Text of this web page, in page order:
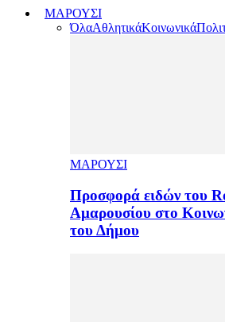
ΜΑΡΟΥΣΙ
ΌλαΑθλητικάΚοινωνικά
ΜΑΡΟΥΣΙ
Προσφορά ειδών του
Αμαρουσίου στο
του Δήμου